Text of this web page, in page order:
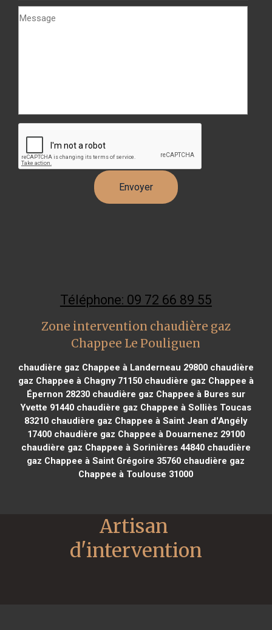
Téléphone: 09 72 66 89 55
Zone intervention chaudière gaz
Chappee Le Pouliguen
chaudière gaz Chappee à Landerneau 29800chaudière
gaz Chappee à Chagny 71150chaudière gaz Chappee à
Épernon 28230chaudière gaz Chappee à Bures sur
Yvette 91440chaudière gaz Chappee à Solliès Toucas
83210 chaudière gaz Chappee à Saint Jean d'Angély
17400chaudière gaz Chappee à Douarnenez 29100
chaudière gaz Chappee à Sorinières 44840chaudière
gaz Chappee à Saint Grégoire 35760 chaudière gaz
Chappee à Toulouse 31000
Artisan
d'intervention